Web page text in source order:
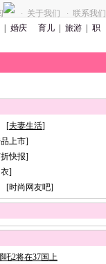
· 关于我们 ·
联系我们
婚庆 育儿 旅游
职
[夫妻生活]
上市]
快报]
]
时尚网友吧]
吒2将在37国上